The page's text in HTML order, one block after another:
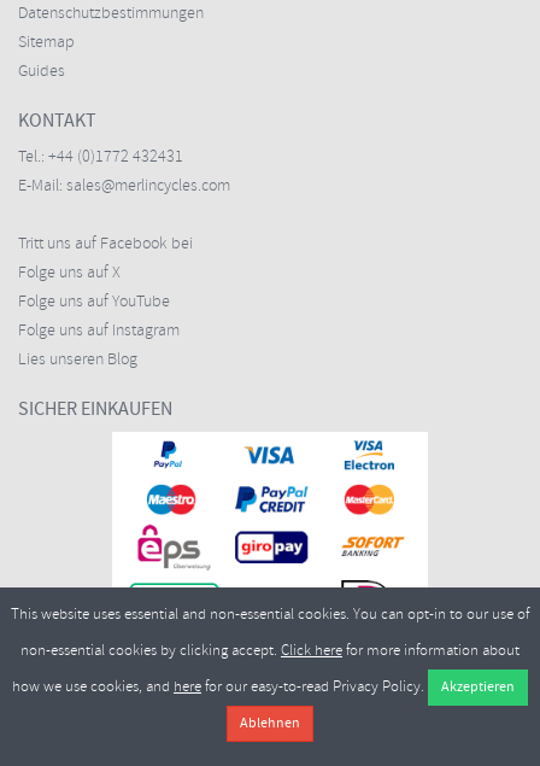
Datenschutzbestimmungen
Sitemap
Guides
KONTAKT
Tel.: +44 (0)1772 432431
E-Mail: sales@merlincycles.com
Tritt uns auf Facebook bei
Folge uns auf X
Folge uns auf YouTube
Folge uns auf Instagram
Lies unseren Blog
SICHER EINKAUFEN
Merlin Cycles Ltd., Unit A4 Buckshaw Link, Ordnance Road, Buckshaw
Village, Chorley PR7 7EL United Kingdom
sales@merlincycles.com
This website uses essential and non-essential cookies. You can opt-in to our use of
non-essential cookies by clicking accept. Click herefor more information about
how we use cookies, and herefor our easy-to-read Privacy Policy.